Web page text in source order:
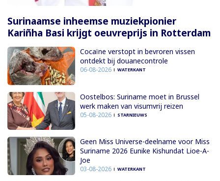
Surinaamse inheemse muziekpionier
Kariñha Basi krijgt oeuvreprijs in Rotterdam
Cocaïne verstopt in bevroren vissen
ontdekt bij douanecontrole
06-08-2026 WATERKANT
Oostelbos: Suriname moet in Brussel
werk maken van visumvrij reizen
05-08-2026 STARNIEUWS
Geen Miss Universe-deelname voor Miss
Suriname 2026 Eunike Kishundat Lioe-A-
Joe
03-08-2026 WATERKANT